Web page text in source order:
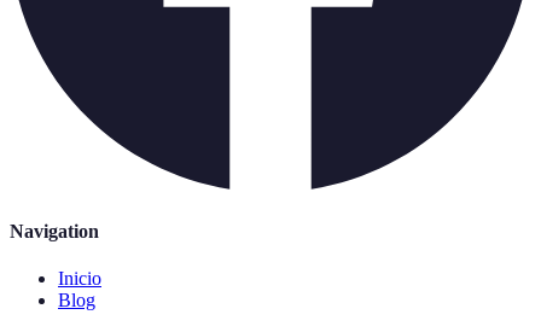
Navigation
Inicio
Blog